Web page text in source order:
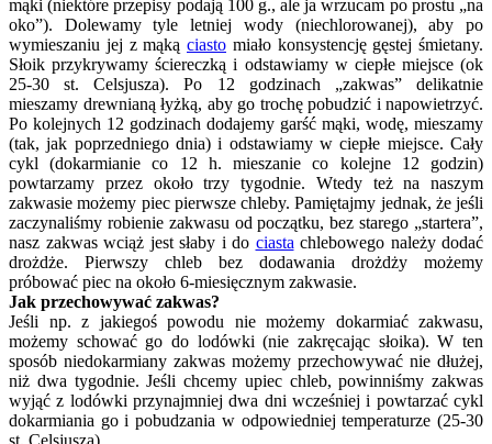
mąki (niektóre przepisy podają 100 g., ale ja wrzucam po prostu „na
oko”). Dolewamy tyle letniej wody (niechlorowanej), aby po
wymieszaniu jej z mąką ciasto miało konsystencję gęstej śmietany.
Słoik przykrywamy ściereczką i odstawiamy w ciepłe miejsce (ok
25-30 st. Celsjusza). Po 12 godzinach „zakwas” delikatnie
mieszamy drewnianą łyżką, aby go trochę pobudzić i napowietrzyć.
Po kolejnych 12 godzinach dodajemy garść mąki, wodę, mieszamy
(tak, jak poprzedniego dnia) i odstawiamy w ciepłe miejsce. Cały
cykl (dokarmianie co 12 h. mieszanie co kolejne 12 godzin)
powtarzamy przez około trzy tygodnie. Wtedy też na naszym
zakwasie możemy piec pierwsze chleby. Pamiętajmy jednak, że jeśli
zaczynaliśmy robienie zakwasu od początku, bez starego „startera”,
nasz zakwas wciąż jest słaby i do ciasta chlebowego należy dodać
drożdże. Pierwszy chleb bez dodawania drożdży możemy
próbować piec na około 6-miesięcznym zakwasie.
Jak przechowywać zakwas?
Jeśli np. z jakiegoś powodu nie możemy dokarmiać zakwasu,
możemy schować go do lodówki (nie zakręcając słoika). W ten
sposób niedokarmiany zakwas możemy przechowywać nie dłużej,
niż dwa tygodnie. Jeśli chcemy upiec chleb, powinniśmy zakwas
wyjąć z lodówki przynajmniej dwa dni wcześniej i powtarzać cykl
dokarmiania go i pobudzania w odpowiedniej temperaturze (25-30
st. Celsjusza)